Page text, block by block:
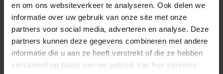
en om ons websiteverkeer te analyseren. Ook delen we
informatie over uw gebruik van onze site met onze
partners voor social media, adverteren en analyse. Deze
partners kunnen deze gegevens combineren met andere
informatie die u aan ze heeft verstrekt of die ze hebben
verzameld op basis van uw gebruik van hun services.